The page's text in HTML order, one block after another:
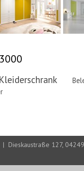
| Dieskaustraße 127,